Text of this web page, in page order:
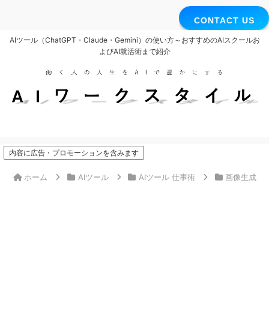
CONTACT US
AIツール（ChatGPT・Claude・Gemini）の使い方～おすすめのAIスクールお
よびAI就活術まで紹介
内容に広告・プロモーションを含みます
ホーム AIツール AIツール 仕事術 画像生成